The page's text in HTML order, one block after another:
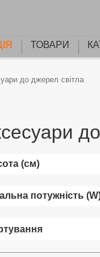
ТОВАРИ
до джерел світла
(см)
потужність